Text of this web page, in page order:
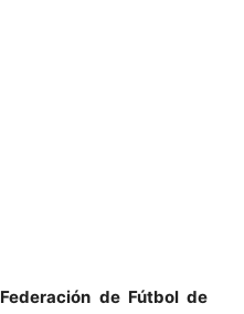
Federación de Fútbol de